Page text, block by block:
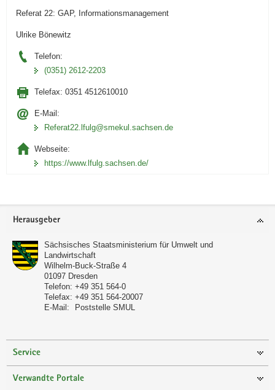
Referat 22: GAP, Informationsmanagement
Ulrike Bönewitz
Telefon:
(0351) 2612-2203
Telefax: 0351 4512610010
E-Mail:
Referat22.lfulg@smekul.sachsen.de
Webseite:
https://www.lfulg.sachsen.de/
Footer-
Herausgeber
Sächsisches Staatsministerium für Umwelt und
Landwirtschaft
Wilhelm-Buck-Straße 4
01097 Dresden
Telefon: +49 351 564-0
Telefax: +49 351 564-20007
E-Mail:
Poststelle SMUL
Service
Verwandte Portale